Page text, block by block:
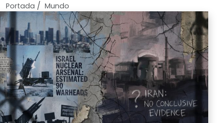
Portada / Mundo